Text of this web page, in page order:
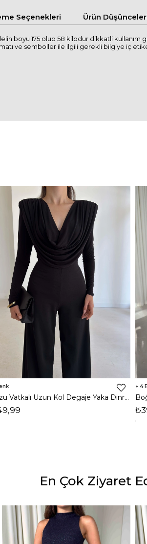
Seçenekleri Ürün
boyu 175 olup 58 kilodur dikkatli
ve semboller ile ilgili gerekli bilgiye iç
Omzu Vatkalı Uzun Kol Degaje Yaka Dinre Kadın Siyah Bluz 26K101
4
En Çok Ziyaret